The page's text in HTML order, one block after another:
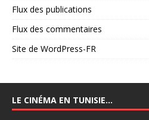
Flux des publications
Flux des commentaires
Site de WordPress-FR
LE CINÉMA EN TUNISIE…